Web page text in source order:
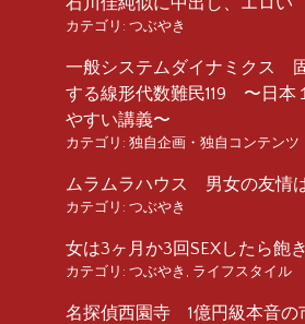
カテゴリ: つぶやき
一般システムダイナミクス
する線形代数難民119 〜日本
やすい講義〜
カテゴリ: 独自企画・独自コンテンツ
ムラムラハウス 男女の友情
カテゴリ: つぶやき
女は3ヶ月か3回SEXしたら飽
カテゴリ: つぶやき ライフスタイル
名探偵西園寺 1億円級本音の